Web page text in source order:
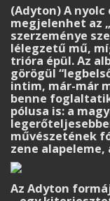
(Adyton) A nyolc
megjelenhet az
szerzeménye
lélegzetű mű,
trióra épül. Az
görögül
intim, már-már
benne
pólusa is: a
művészetének
zene alapeleme,
Az Adyton